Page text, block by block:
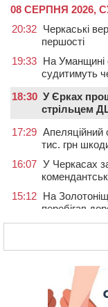
08 СЕРПНЯ 2026,
20:32 Черкаські
першості
19:33 На Уманщині
судитимуть
18:30 У Єрках
стрільцем
17:29 Апеляційний
тис. грн
16:07 У Черкасах
15:12 На
перебігав
під охорону
У Смілі біля
загинула жінка
У Черкасах